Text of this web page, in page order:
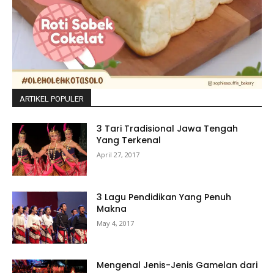
ARTIKEL POPULER
3 Tari Tradisional Jawa Tengah
Yang Terkenal
April 27, 2017
3 Lagu Pendidikan Yang Penuh
Makna
May 4, 2017
Mengenal Jenis-Jenis Gamelan dari